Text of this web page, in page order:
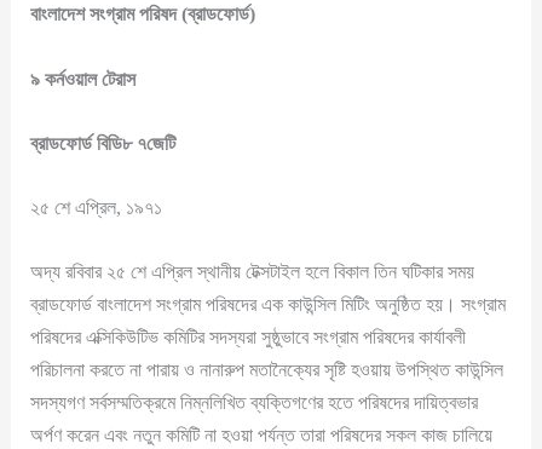
বাংলাদেশ সংগ্রাম পরিষদ(ব্রাডফোর্ড)
৯ কর্নওয়াল টেরাস
ব্রাডফোর্ড বিডি৮ ৭জেটি
২৫ শে এপ্রিল, ১৯৭১
অদ্য রবিবার ২৫ শে এপ্রিল স্থানীয় টেক্সটাইল হলে বিকাল তিন ঘটিকার সময়
ব্রাডফোর্ড বাংলাদেশ সংগ্রাম পরিষদের এক কাউন্সিল মিটিং অনুষ্ঠিত হয়। সংগ্রাম
পরিষদের এক্সিকিউটিভ কমিটির সদস্যরা সুষ্ঠুভাবে সংগ্রাম পরিষদের কার্যাবলী
পরিচালনা করতে না পারায় ও নানারুপ মতানৈক্যের সৃষ্টি হওয়ায় উপস্থিত কাউন্সিল
সদস্যগণ সর্বসম্মতিক্রমে নিম্নলিখিত ব্যক্তিগণের হতে পরিষদের দায়িত্বভার
অর্পণ করেন এবং নতুন কমিটি না হওয়া পর্যন্ত তারা পরিষদের সকল কাজ চালিয়ে